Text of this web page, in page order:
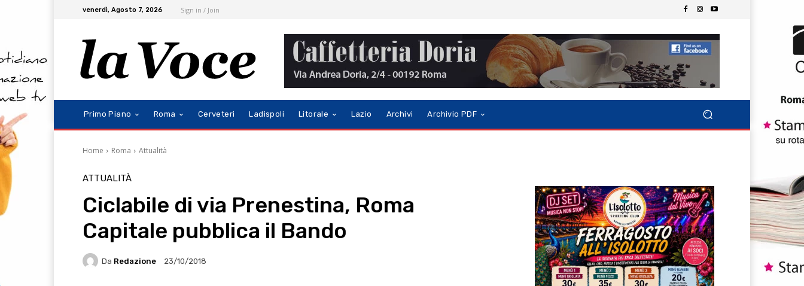
venerdì, Agosto 7, 2026 Sign in / Join
Primo Piano Roma Cerveteri Ladispoli Litorale Lazio Archivi Archivio PDF
Home Roma Attualità
ATTUALITÀ
Ciclabile di via Prenestina, Roma
Capitale pubblica il Bando
Da Redazione 23/10/2018